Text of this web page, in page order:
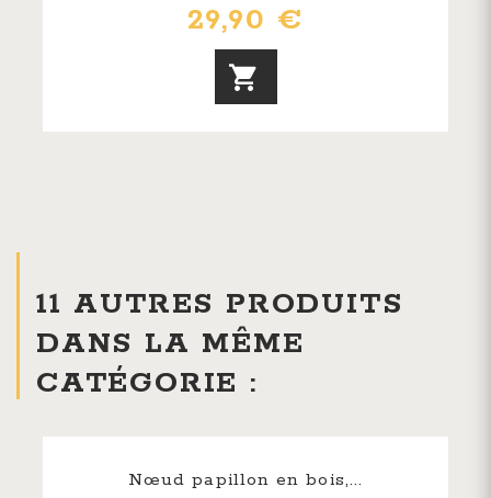
29,90 €
11 AUTRES PRODUITS
DANS LA MÊME
CATÉGORIE :
Nœud papillon en bois,...